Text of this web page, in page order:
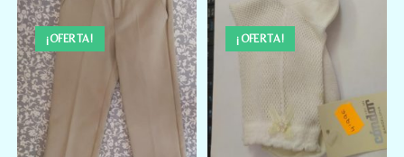
¡OFERTA! ¡OFERTA!